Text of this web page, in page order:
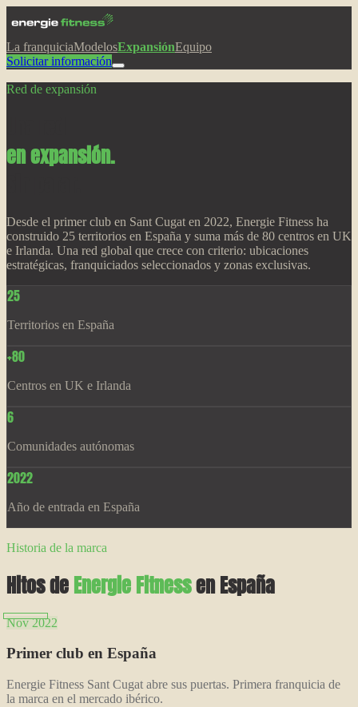
La franquiciaModelosExpansiónEquipo
Solicitar información
Red de expansión
en expansión.
Desde el primer club en Sant Cugat en 2022, Energie Fitness ha
construido 25 territorios en España y suma más de 80 centros en UK
e Irlanda. Una red global que crece con criterio: ubicaciones
estratégicas, franquiciados seleccionados y zonas exclusivas.
25
Territorios en España
+80
Centros en UK e Irlanda
6
Comunidades autónomas
2022
Año de entrada en España
Historia de la marca
Hitos deEnergie Fitnessen España
Nov 2022
Primer club en España
Energie Fitness Sant Cugat abre sus puertas. Primera franquicia de
la marca en el mercado ibérico.